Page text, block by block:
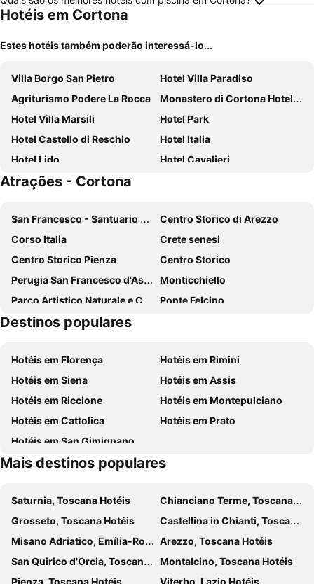
Hotéis em Cortona
Estes hotéis também poderão interessá-lo...
Villa Borgo San Pietro
Hotel Villa Paradiso
Agriturismo Podere La Rocca
Monastero di Cortona Hotel & Spa
Hotel Villa Marsili
Hotel Park
Hotel Castello di Reschio
Hotel Italia
Hotel Lido
Hotel Cavalieri
Hotel Trasimeno Bittarelli
Hotel Villa Santa Margherita
Borgo Il Melone
Borgo Tre Rose
Locanda Poggioleone
Atrações - Cortona
San Francesco - Santuario della Madonna di Fatima
Centro Storico di Arezzo
Corso Italia
Crete senesi
Centro Storico Pienza
Centro Storico
Perugia San Francesco d'Assisi – Umbria International Airport
Monticchiello
Parco Artistico Naturale e Culturale della Val d'Orcia
Ponte Felcino
Arezzo
Sant Anna di Camprena
Centro Storico di Cortona
Piazza della Repubblica
Parco Archeologico
Terontola-Cortona Station
Festa paesana della Valdipierle
Valdichiana Outlet Village
Bettolle
Lago Trasimeno
Chiesa parrocchiale di San Mariano
Lago di Chiusi
Centro Storico di Città di Castello
Cattedrale di San Lorenzo
Terme Antica Querciolaia
Centro di Informazione e Accoglienza Turistica San Sebastiano
Destinos populares
Hotéis em Florença
Hotéis em Rimini
Hotéis em Siena
Hotéis em Assis
Hotéis em Riccione
Hotéis em Montepulciano
Hotéis em Cattolica
Hotéis em Prato
Hotéis em San Gimignano
Mais destinos populares
Saturnia, Toscana Hotéis
Chianciano Terme, Toscana Hotéis
Grosseto, Toscana Hotéis
Castellina in Chianti, Toscana Hotéis
Misano Adriatico, Emília-Romanha Hotéis
Arezzo, Toscana Hotéis
San Quirico d'Orcia, Toscana Hotéis
Montalcino, Toscana Hotéis
Pienza, Toscana Hotéis
Viterbo, Lazio Hotéis